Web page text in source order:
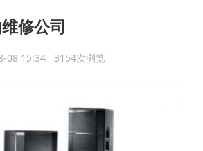
修公司
08 15:34 3154次浏览